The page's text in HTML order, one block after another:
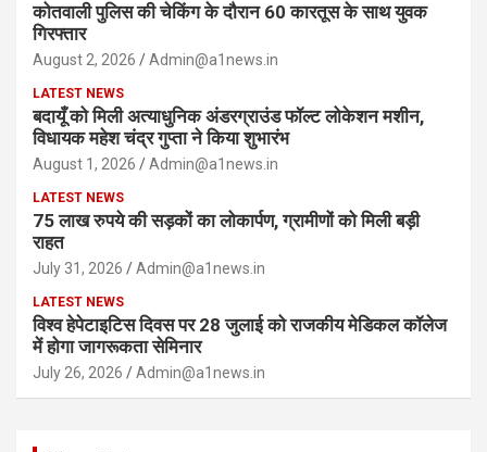
कोतवाली पुलिस की चेकिंग के दौरान 60 कारतूस के साथ युवक
गिरफ्तार
August 2, 2026 Admin@a1news.in
LATEST NEWS
बदायूँ को मिली अत्याधुनिक अंडरग्राउंड फॉल्ट लोकेशन मशीन,
विधायक महेश चंद्र गुप्ता ने किया शुभारंभ
August 1, 2026 Admin@a1news.in
LATEST NEWS
75 लाख रुपये की सड़कों का लोकार्पण, ग्रामीणों को मिली बड़ी
राहत
July 31, 2026 Admin@a1news.in
LATEST NEWS
विश्व हेपेटाइटिस दिवस पर 28 जुलाई को राजकीय मेडिकल कॉलेज
में होगा जागरूकता सेमिनार
July 26, 2026 Admin@a1news.in